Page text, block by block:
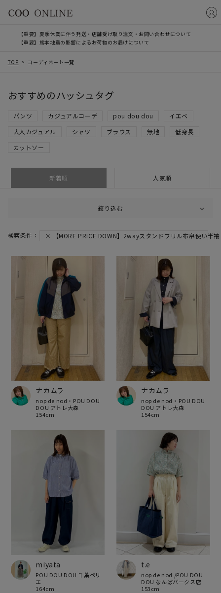
【重要】夏季休業に伴う発送・店舗受け取り注文・お問い合わせについて
【重要】熊本地震の影響によるお荷物のお届けについて
TOP コーディネート一覧
おすすめのハッシュタグ
パンツ カジュアルコーデ pou dou dou
イエベ
大人カジュアル
シャツ ブラウス 無地
低身長
カットソー
新着順 人気順
絞り込む
【MORE PRICE DOWN】2wayスタンドフリル布帛使い半
ナカムラ
nop de nod・POU DOU
DOU アトレ大森
154cm
ナカムラ
nop de nod・POU DOU
DOU アトレ大森
154cm
miyata
POU DOU DOU 千葉ペリ
エ
164cm
t.e
nop de nod /POU DOU
DOU なんばパークス店
153cm